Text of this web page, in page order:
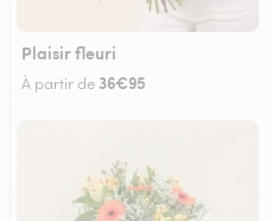
Plaisir fleuri
À partir de 36€95